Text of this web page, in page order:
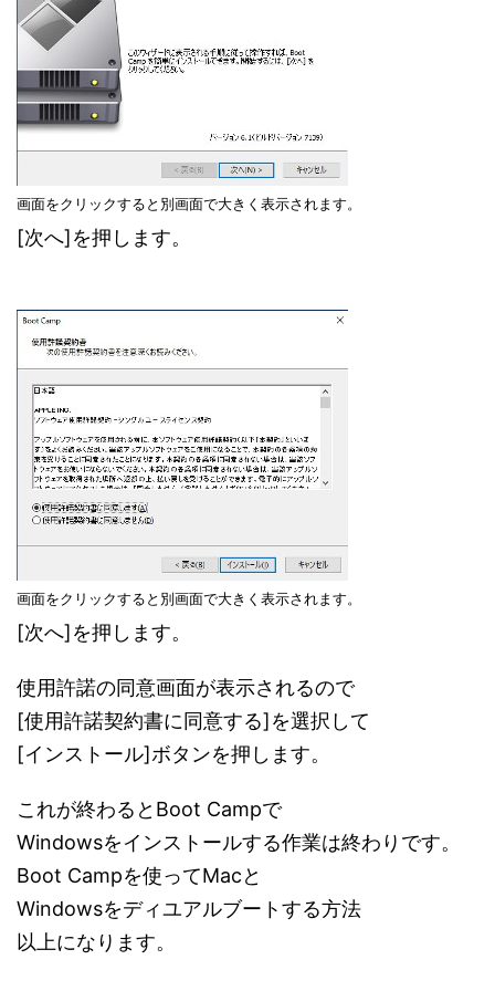
画面をクリックすると別画面で大きく表示されます。
[次へ]を押します。
画面をクリックすると別画面で大きく表示されます。
[次へ]を押します。
使用許諾の同意画面が表示されるので
[使用許諾契約書に同意する]を選択して
[インストール]ボタンを押します。
これが終わるとBoot Campで
Windowsをインストールする作業は終わりです。
Boot Campを使ってMacと
Windowsをディユアルブートする方法
以上になります。